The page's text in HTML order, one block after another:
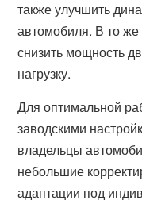
также улучшить
автомобиля. В то
снизить мощность
нагрузку.
Для оптимальной
заводскими
владельцы
небольшие
адаптации под